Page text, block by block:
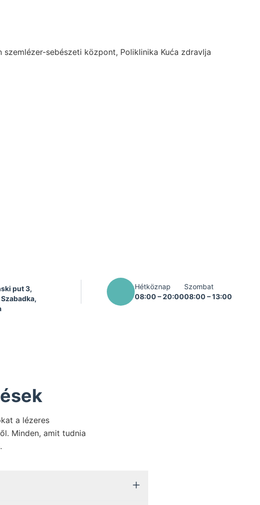
put 3,
Hétköznap
08:00 – 20:00
Szombat
08:00 – 13:00
a lézeres
Minden, amit tudnia